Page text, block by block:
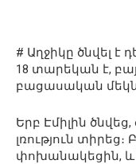
# Աղջիկը ծնվել է
18 տարեկան է,
բացասական
Երբ Էմիլին
լռություն
փոխանակեցին, և